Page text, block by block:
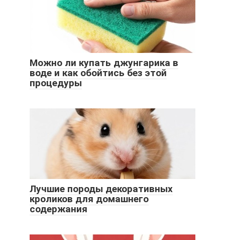
Можно ли купать джунгарика в
воде и как обойтись без этой
процедуры
Лучшие породы декоративных
кроликов для домашнего
содержания